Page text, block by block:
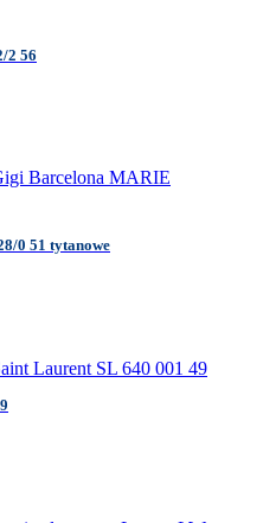
2 56
0 51 tytanowe